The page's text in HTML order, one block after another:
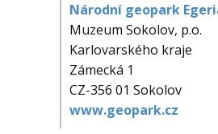
Národní geopark
Muzeum Sokolov, p.o.
Karlovarského kraje
Zámecká 1
CZ-356 01 Sokolov
www.geopark.cz